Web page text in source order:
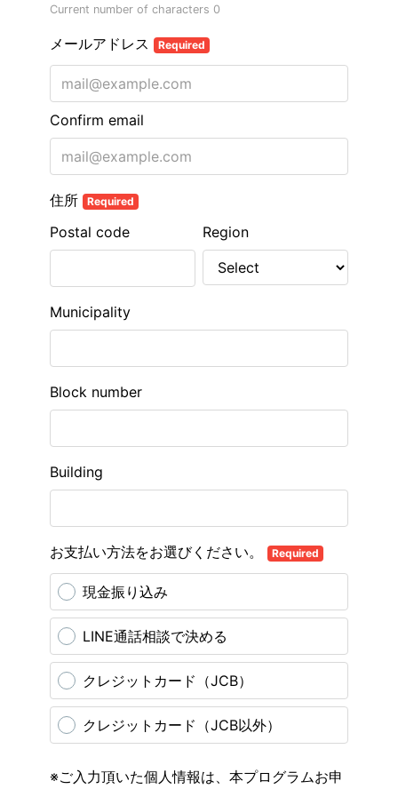
Current number of characters 0
メールアドレス Required
Confirm email
住所 Required
Postal code Region
Municipality
Block number
Building
お支払い方法をお選びください。 Required
現金振り込み
LINE通話相談で決める
クレジットカード（JCB）
クレジットカード（JCB以外）
※ご入力頂いた個人情報は、本プログラムお申